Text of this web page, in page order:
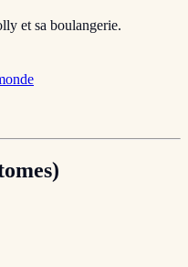
et sa boulangerie.